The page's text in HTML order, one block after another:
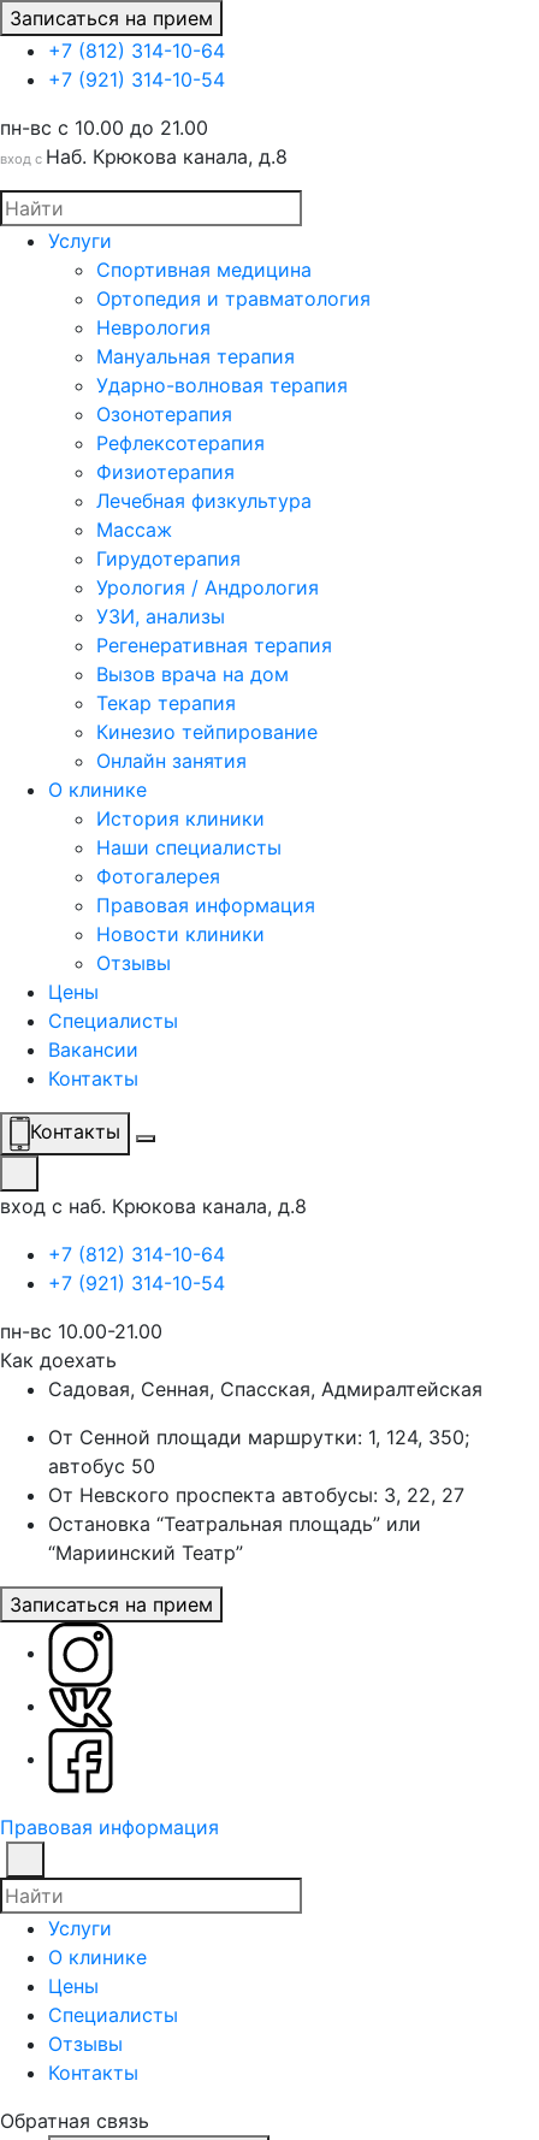
Записаться на прием
+7 (812) 314-10-64
+7 (921) 314-10-54
пн-вс c 10.00 до 21.00
вход с Наб. Крюкова канала, д.8
Услуги
Спортивная медицина
Ортопедия и травматология
Неврология
Мануальная терапия
Ударно-волновая терапия
Озонотерапия
Рефлексотерапия
Физиотерапия
Лечебная физкультура
Массаж
Гирудотерапия
Урология / Андрология
УЗИ, анализы
Регенеративная терапия
Вызов врача на дом
Текар терапия
Кинезио тейпирование
Онлайн занятия
О клинике
История клиники
Наши специалисты
Фотогалерея
Правовая информация
Новости клиники
Отзывы
Цены
Специалисты
Вакансии
Контакты
Контакты
вход с наб. Крюкова канала, д.8
+7 (812) 314-10-64
+7 (921) 314-10-54
пн-вс 10.00-21.00
Как доехать
Садовая, Сенная, Спасская, Адмиралтейская
От Сенной площади маршрутки: 1, 124, 350;
автобус 50
От Невского проспекта автобусы: 3, 22, 27
Остановка “Театральная площадь” или
“Мариинский Театр”
Записаться на прием
Правовая информация
Услуги
О клинике
Цены
Специалисты
Отзывы
Контакты
Обратная связь